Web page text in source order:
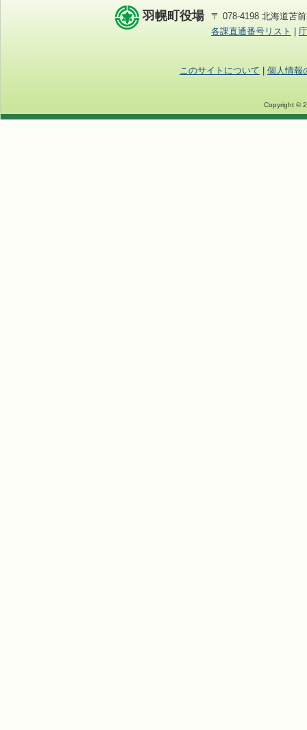
羽幌町役場
〒 078-4198 北海道苫
各課直通番号リスト
このサイトについて 個人情報
Copyright ©